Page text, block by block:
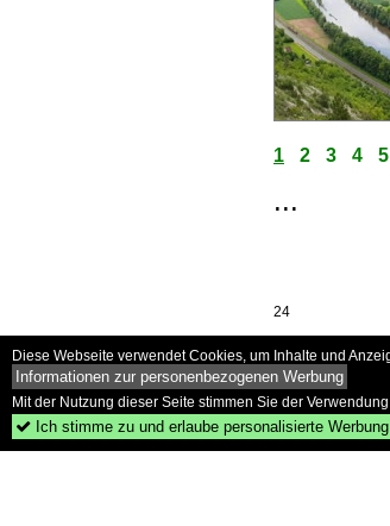
1 2 3 4 5
...
24
Diese Webseite verwendet Cookies, um Inhalte und
Informationen zur personenbezogenen Werbung
Mit der Nutzung dieser Seite stimmen Sie der
 Ich stimme zu und erlaube personalisierte Werbung